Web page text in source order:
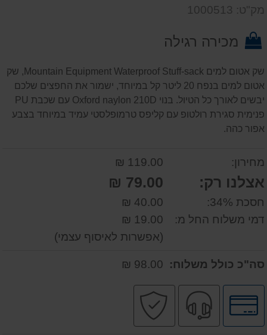
מק"ט: 1000513
מכירה רגילה
שק אטום למים Mountain Equipment Waterproof Stuff-sack, שק
אטום למים בנפח 20 ליטר קל במיוחד, ישמור את החפצים שלכם
יבשים לאורך כל הטיול. בנוי Oxford naylon 210D עם שכבת PU
פנימית סגירת רולטופ עם קליפס טרמופלסטי עמיד במיוחד בצבע
אפור כהה.
מחירון: 119.00 ₪
אצלנו רק: 79.00 ₪
חסכת 34%:
40.00 ₪
דמי משלוח החל מ:
19.00 ₪
(אפשרות לאיסוף עצמי)
סה"כ כולל משלוח: 98.00 ₪
לחץ
לאפשרויות
תשלומים
שירות
מקצועי